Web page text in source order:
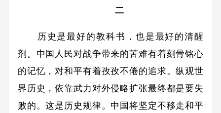
二
历史是最好的教科书，也是最好的清醒
剂。中国人民对战争带来的苦难有着刻骨铭心
的记忆，对和平有着孜孜不倦的追求。纵观世
界历史，依靠武力对外侵略扩张最终都是要失
败的。这是历史规律。中国将坚定不移走和平